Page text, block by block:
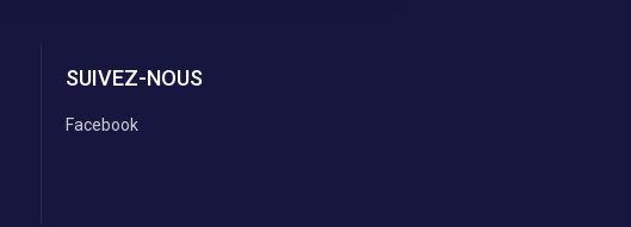
SUIVEZ-NOUS
Facebook